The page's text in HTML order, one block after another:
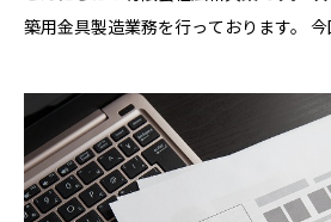
築用金具製造業務を行っております。